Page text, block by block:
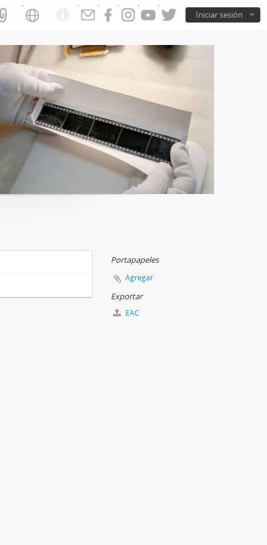
Iniciar sesión
Portapapeles
Agregar
Exportar
EAC